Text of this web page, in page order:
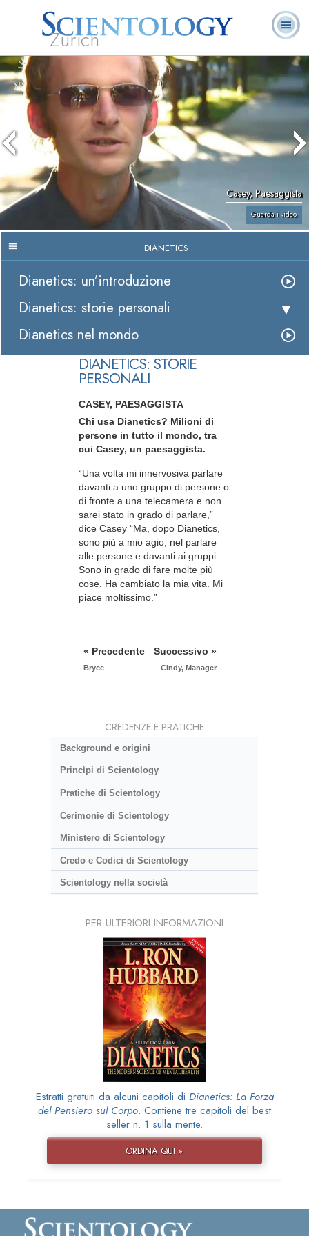
Zürich
L. Ron Hubbard:
Fondatore
Che cos’è
Scientology?
Ministri
Volontari
Domande
Libri
Casey, Paesaggista
Guarda i video
DIANETICS
Dianetics: un’introduzione
Dianetics: storie personali
Dianetics nel mondo
DIANETICS: STORIE
PERSONALI
CASEY, PAESAGGISTA
Chi usa Dianetics? Milioni di
persone in tutto il mondo, tra
cui Casey, un paesaggista.
“Una volta mi innervosiva parlare
davanti a uno gruppo di persone o
di fronte a una telecamera e non
sarei stato in grado di parlare,”
dice Casey “Ma, dopo Dianetics,
sono più a mio agio, nel parlare
alle persone e davanti ai gruppi.
Sono in grado di fare molte più
cose. Ha cambiato la mia vita. Mi
piace moltissimo.”
« Precedente
Bryce
Successivo »
Cindy, Manager
CREDENZE E PRATICHE
Background e origini
Princìpi di Scientology
Pratiche di Scientology
Cerimonie di Scientology
Ministero di Scientology
Credo e Codici di Scientology
Scientology nella società
PER ULTERIORI INFORMAZIONI
Estratti gratuiti da alcuni capitoli di Dianetics: La Forza
del Pensiero sul Corpo. Contiene tre capitoli del best
seller n. 1 sulla mente.
ORDINA QUI »